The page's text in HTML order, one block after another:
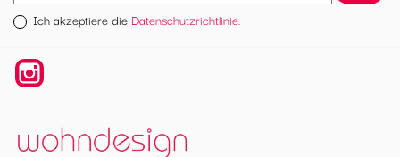
Ich akzeptiere die Datenschutzrichtlinie.